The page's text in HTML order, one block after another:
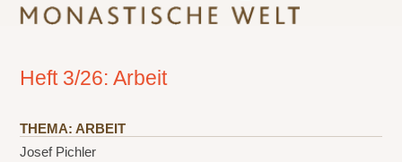
Heft 3/26: Arbeit
THEMA: ARBEIT
Josef Pichler